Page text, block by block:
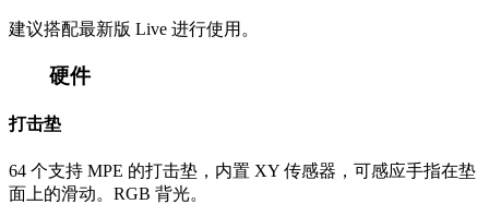
建议搭配最新版 Live 进行使用。
硬件
打击垫
64 个支持 MPE 的打击垫，内置 XY 传感器，可感应手指在垫
面上的滑动。RGB 背光。